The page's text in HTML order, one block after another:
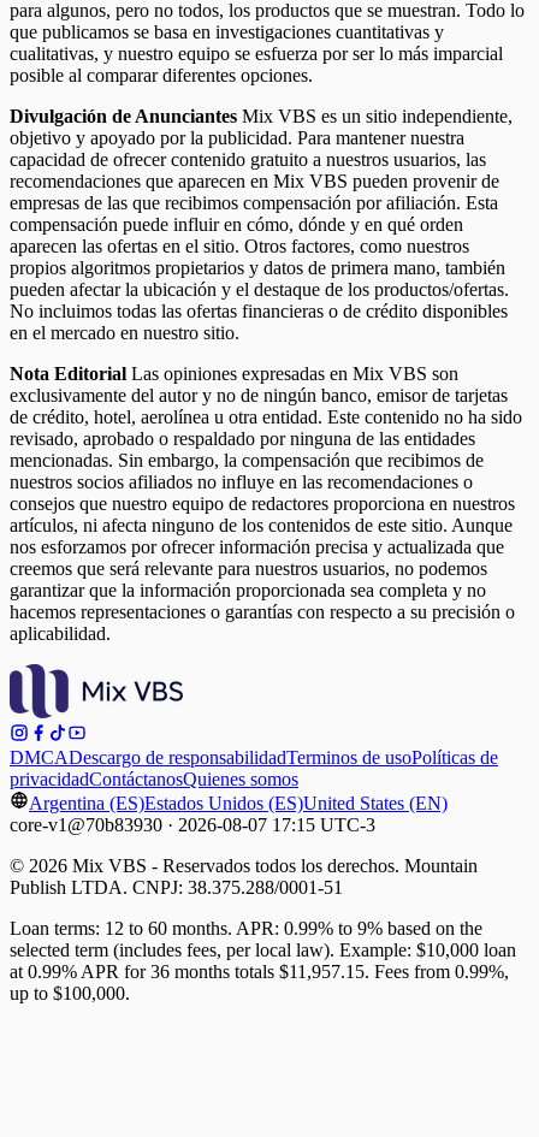
para algunos, pero no todos, los productos que se muestran. Todo lo
que publicamos se basa en investigaciones cuantitativas y
cualitativas, y nuestro equipo se esfuerza por ser lo más imparcial
posible al comparar diferentes opciones.
Divulgación de Anunciantes Mix VBS es un sitio independiente,
objetivo y apoyado por la publicidad. Para mantener nuestra
capacidad de ofrecer contenido gratuito a nuestros usuarios, las
recomendaciones que aparecen en Mix VBS pueden provenir de
empresas de las que recibimos compensación por afiliación. Esta
compensación puede influir en cómo, dónde y en qué orden
aparecen las ofertas en el sitio. Otros factores, como nuestros
propios algoritmos propietarios y datos de primera mano, también
pueden afectar la ubicación y el destaque de los productos/ofertas.
No incluimos todas las ofertas financieras o de crédito disponibles
en el mercado en nuestro sitio.
Nota Editorial Las opiniones expresadas en Mix VBS son
exclusivamente del autor y no de ningún banco, emisor de tarjetas
de crédito, hotel, aerolínea u otra entidad. Este contenido no ha sido
revisado, aprobado o respaldado por ninguna de las entidades
mencionadas. Sin embargo, la compensación que recibimos de
nuestros socios afiliados no influye en las recomendaciones o
consejos que nuestro equipo de redactores proporciona en nuestros
artículos, ni afecta ninguno de los contenidos de este sitio. Aunque
nos esforzamos por ofrecer información precisa y actualizada que
creemos que será relevante para nuestros usuarios, no podemos
garantizar que la información proporcionada sea completa y no
hacemos representaciones o garantías con respecto a su precisión o
aplicabilidad.
DMCADescargo de responsabilidadTerminos de usoPolíticas de
privacidadContáctanosQuienes somos
Argentina (ES)Estados Unidos (ES)United States (EN)
core-v1@70b83930 · 2026-08-07 17:15 UTC-3
© 2026 Mix VBS - Reservados todos los derechos. Mountain
Publish LTDA. CNPJ: 38.375.288/0001-51
Loan terms: 12 to 60 months. APR: 0.99% to 9% based on the
selected term (includes fees, per local law). Example: $10,000 loan
at 0.99% APR for 36 months totals $11,957.15. Fees from 0.99%,
up to $100,000.